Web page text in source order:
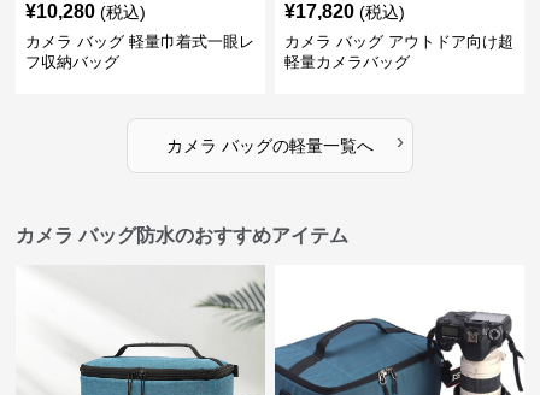
¥10,280 (税込)
カメラ バッグ 軽量巾着式一眼レ
フ収納バッグ
¥17,820 (税込)
カメラ バッグ アウトドア向け超
軽量カメラバッグ
カメラ バッグの軽量一覧へ ›
カメラ バッグ防水のおすすめアイテム